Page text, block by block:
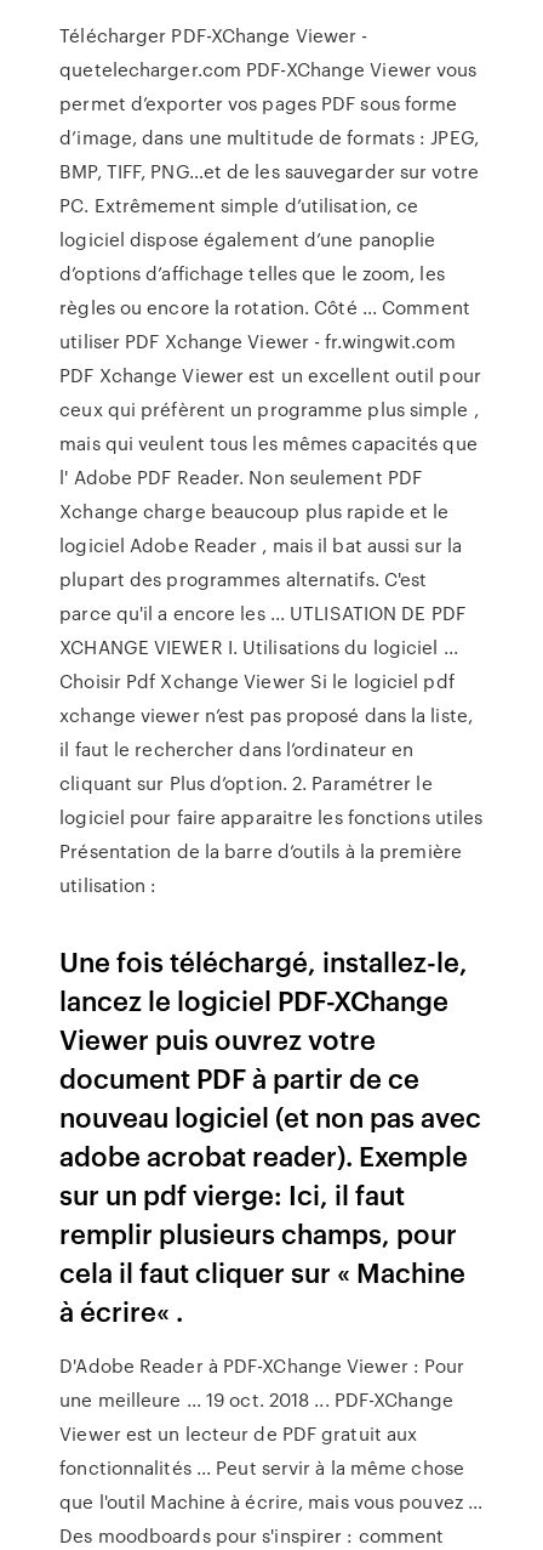
Télécharger PDF-XChange Viewer -
quetelecharger.com PDF-XChange Viewer vous
permet d’exporter vos pages PDF sous forme
d’image, dans une multitude de formats : JPEG,
BMP, TIFF, PNG…et de les sauvegarder sur votre
PC. Extrêmement simple d’utilisation, ce
logiciel dispose également d’une panoplie
d’options d’affichage telles que le zoom, les
règles ou encore la rotation. Côté ... Comment
utiliser PDF Xchange Viewer - fr.wingwit.com
PDF Xchange Viewer est un excellent outil pour
ceux qui préfèrent un programme plus simple ,
mais qui veulent tous les mêmes capacités que
l' Adobe PDF Reader. Non seulement PDF
Xchange charge beaucoup plus rapide et le
logiciel Adobe Reader , mais il bat aussi sur la
plupart des programmes alternatifs. C'est
parce qu'il a encore les ... UTLISATION DE PDF
XCHANGE VIEWER I. Utilisations du logiciel ...
Choisir Pdf Xchange Viewer Si le logiciel pdf
xchange viewer n’est pas proposé dans la liste,
il faut le rechercher dans l’ordinateur en
cliquant sur Plus d’option. 2. Paramétrer le
logiciel pour faire apparaitre les fonctions utiles
Présentation de la barre d’outils à la première
utilisation :
Une fois téléchargé, installez-le,
lancez le logiciel PDF-XChange
Viewer puis ouvrez votre
document PDF à partir de ce
nouveau logiciel (et non pas avec
adobe acrobat reader). Exemple
sur un pdf vierge: Ici, il faut
remplir plusieurs champs, pour
cela il faut cliquer sur « Machine
à écrire« .
D'Adobe Reader à PDF-XChange Viewer : Pour
une meilleure ... 19 oct. 2018 ... PDF-XChange
Viewer est un lecteur de PDF gratuit aux
fonctionnalités ... Peut servir à la même chose
que l'outil Machine à écrire, mais vous pouvez ...
Des moodboards pour s'inspirer : comment